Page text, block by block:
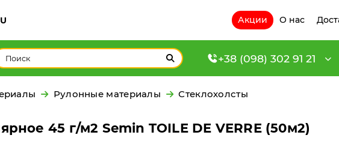
Акции О нас
+38 (098) 302 91 21
Рулонные материалы Стеклохолсты
45 г/м2 Semin TOILE DE VERRE (50м2)